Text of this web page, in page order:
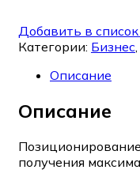
Добавить в
Категории: Бизнес,
Описание
Описание
получения